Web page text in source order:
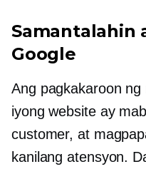
Samantalahin
Google
Ang pagkakaroon
iyong website ay
customer, at
kanilang atensyon.